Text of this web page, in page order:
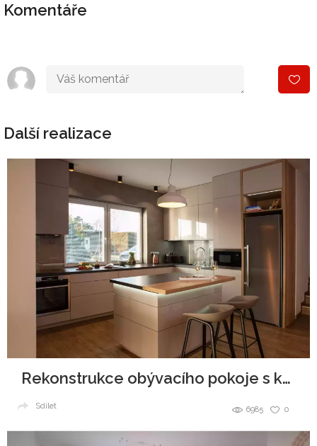
Komentáře
Další realizace
Rekonstrukce obývacího pokoje s kuchyňským koutem a jídelnou
0
6985
Sdílet